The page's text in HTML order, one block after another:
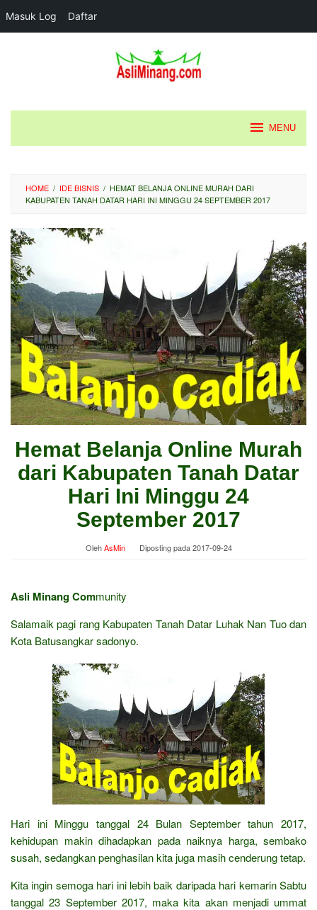
Masuk Log Daftar
MENU
HOME / IDE BISNIS / HEMAT BELANJA ONLINE MURAH DARI
KABUPATEN TANAH DATAR HARI INI MINGGU 24 SEPTEMBER 2017
Hemat Belanja Online Murah
dari Kabupaten Tanah Datar
Hari Ini Minggu 24
September 2017
OlehAsMin Diposting pada2017-09-24
Asli Minang Community
Salamaik pagi rang Kabupaten Tanah Datar Luhak Nan Tuo dan
Kota Batusangkar sadonyo.
Hari ini Minggu tanggal 24 Bulan September tahun 2017,
kehidupan makin dihadapkan pada naiknya harga, sembako
susah, sedangkan penghasilan kita juga masih cenderung tetap.
Kita ingin semoga hari ini lebih baik daripada hari kemarin Sabtu
tanggal 23 September 2017, maka kita akan menjadi ummat